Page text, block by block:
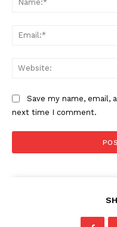
Save my name, email,
next time I comment.